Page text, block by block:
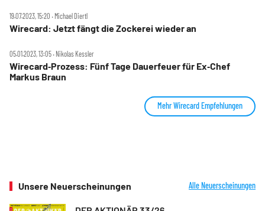
19.07.2023, 15:20 ‧ Michael Diertl
Wirecard: Jetzt fängt die Zockerei wieder an
05.01.2023, 13:05 ‧ Nikolas Kessler
Wirecard‑Prozess: Fünf Tage Dauerfeuer für Ex‑Chef
Markus Braun
Mehr Wirecard Empfehlungen
Unsere Neuerscheinungen Alle Neuerscheinungen